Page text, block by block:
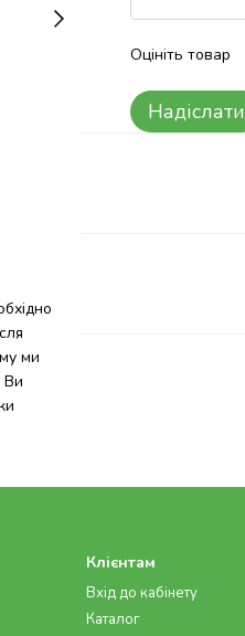
ми
Ви
Оцініть товар
Надіслати
Клієнтам
Вхід до кабінету
Каталог